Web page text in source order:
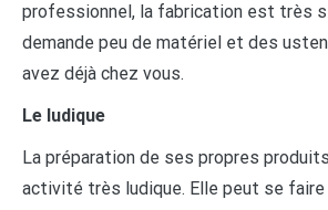
professionnel, la fabrication est très
demande peu de matériel et des
avez déjà chez vous.
Le ludique
La préparation de ses propres
activité très ludique. Elle peut se faire